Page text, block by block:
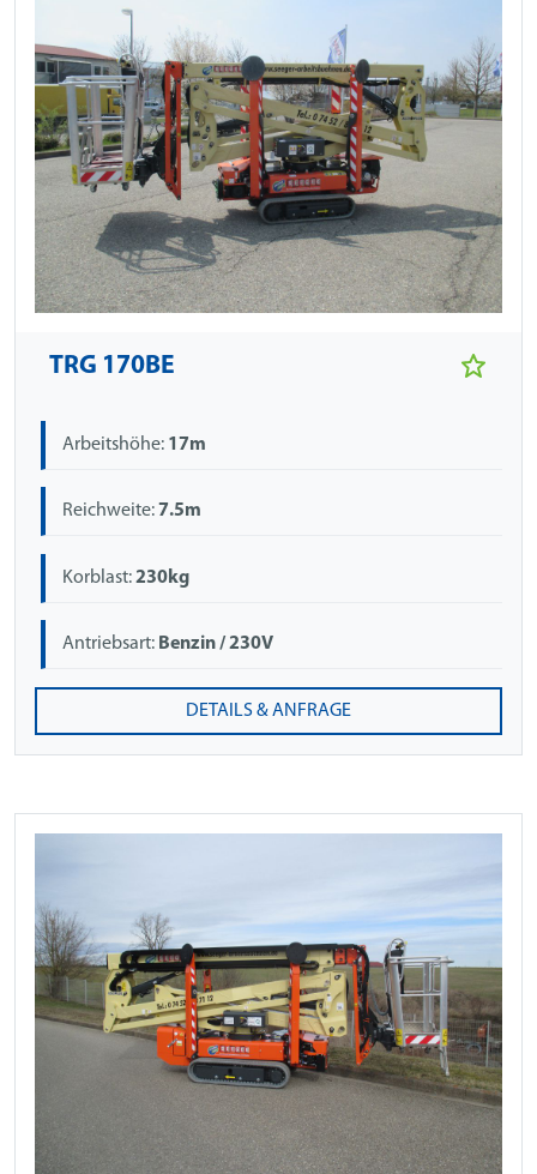
TRG 170BE
Arbeitshöhe: 17m
Reichweite:7.5m
Korblast:230kg
Antriebsart: Benzin / 230V
DETAILS & ANFRAGE